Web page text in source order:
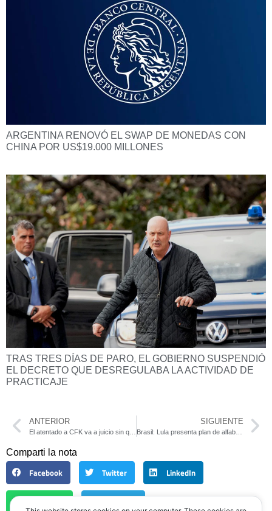
ARGENTINA RENOVÓ EL SWAP DE MONEDAS CON
CHINA POR US$19.000 MILLONES
TRAS TRES DÍAS DE PARO, EL GOBIERNO SUSPENDIÓ
EL DECRETO QUE DESREGULABA LA ACTIVIDAD DE
PRACTICAJE
ANTERIOR
El atentado a CFK va a juicio sin que se haya investigado la pista política ni el financiamiento
SIGUIENTE
Brasil: Lula presenta plan de alfabetización infantil: “Más de 1 millón de niños fueron abandonados”
Comparti la nota
Facebook Twitter LinkedIn